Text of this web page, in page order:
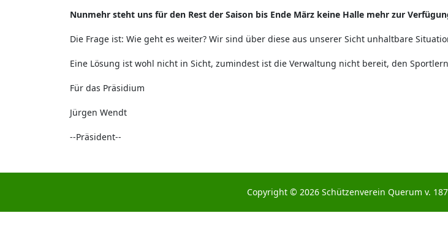
Nunmehr steht uns für den Rest der Saison bis Ende März keine Halle mehr zur
Die Frage ist: Wie geht es weiter? Wir sind über diese aus unserer Sicht unhaltbare
Eine Lösung ist wohl nicht in Sicht, zumindest ist die Verwaltung nicht bereit, den
Für das Präsidium
Jürgen Wendt
--Präsident--
Copyright © 2026 Schützenverein Querum v.